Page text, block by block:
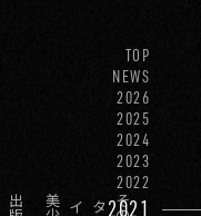
TOP
NEWS
2026
2025
2024
2023
2022
2021
出
美 イ
タ そ